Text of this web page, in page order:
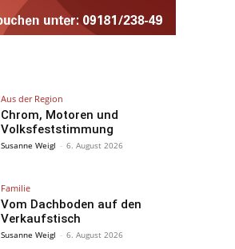
Aus der Region
Chrom, Motoren und
Volksfeststimmung
Susanne Weigl - 6. August 2026
Familie
Vom Dachboden auf den
Verkaufstisch
Susanne Weigl - 6. August 2026